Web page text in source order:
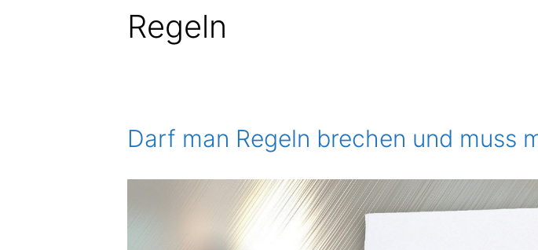
Regeln
Darf man Regeln brechen und muss